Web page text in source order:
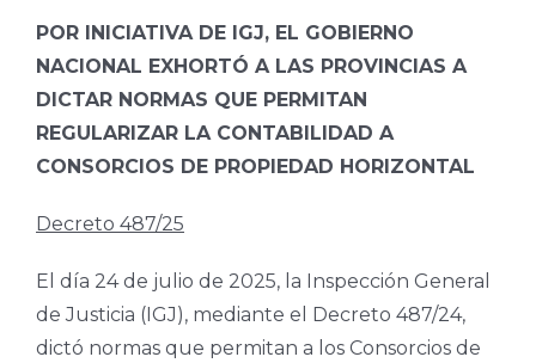
POR INICIATIVA DE IGJ, EL GOBIERNO
NACIONAL EXHORTÓ A LAS PROVINCIAS A
DICTAR NORMAS QUE PERMITAN
REGULARIZAR LA CONTABILIDAD A
CONSORCIOS DE PROPIEDAD HORIZONTAL
Decreto 487/25
El día 24 de julio de 2025, la Inspección General
de Justicia (IGJ), mediante el Decreto 487/24,
dictó normas que permitan a los Consorcios de